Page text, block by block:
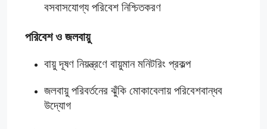
বসবাসযোগ্য পরিবেশ নিশ্চিতকরণ
পরিবেশ ও জলবায়ু
বায়ু দূষণ নিয়ন্ত্রণে বায়ুমান মনিটরিং প্রকল্প
জলবায়ু পরিবর্তনের ঝুঁকি মোকাবেলায় পরিবেশবান্ধব
উদ্যোগ